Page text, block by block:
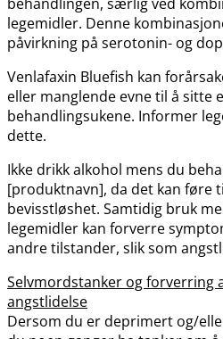
legemidler. Denne
påvirkning på serotonin- og
Venlafaxin Bluefish kan
eller manglende evne til å sitte
behandlingsukene. Informer
dette.
Ikke drikk alkohol mens du
[produktnavn], da det kan føre
bevisstløshet. Samtidig bruk
legemidler kan forverre
andre tilstander, slik som
Selvmordstanker og forverring
angstlidelse
Dersom du er deprimert og​/​